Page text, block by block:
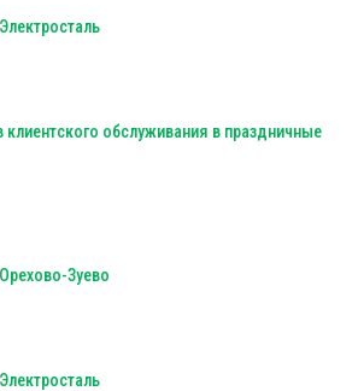
обслуживания в праздничные
Зуево